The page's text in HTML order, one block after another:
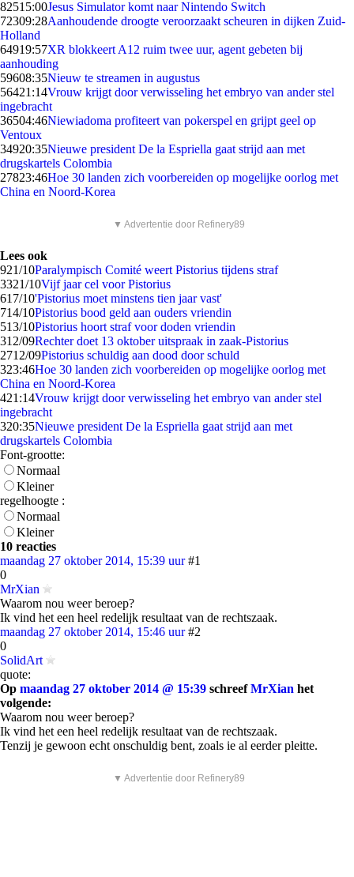
82515:00Jesus Simulator komt naar Nintendo Switch
72309:28Aanhoudende droogte veroorzaakt scheuren in dijken Zuid-
Holland
64919:57XR blokkeert A12 ruim twee uur, agent gebeten bij
aanhouding
59608:35Nieuw te streamen in augustus
56421:14Vrouw krijgt door verwisseling het embryo van ander stel
ingebracht
36504:46Niewiadoma profiteert van pokerspel en grijpt geel op
Ventoux
34920:35Nieuwe president De la Espriella gaat strijd aan met
drugskartels Colombia
27823:46Hoe 30 landen zich voorbereiden op mogelijke oorlog met
China en Noord-Korea
▼ Advertentie door Refinery89
Lees ook
921/10Paralympisch Comité weert Pistorius tijdens straf
3321/10Vijf jaar cel voor Pistorius
617/10'Pistorius moet minstens tien jaar vast'
714/10Pistorius bood geld aan ouders vriendin
513/10Pistorius hoort straf voor doden vriendin
312/09Rechter doet 13 oktober uitspraak in zaak-Pistorius
2712/09Pistorius schuldig aan dood door schuld
323:46Hoe 30 landen zich voorbereiden op mogelijke oorlog met
China en Noord-Korea
421:14Vrouw krijgt door verwisseling het embryo van ander stel
ingebracht
320:35Nieuwe president De la Espriella gaat strijd aan met
drugskartels Colombia
Font-grootte:
Normaal
Kleiner
regelhoogte :
Normaal
Kleiner
10 reacties
maandag 27 oktober 2014, 15:39 uur #1
0
MrXian
Waarom nou weer beroep?
Ik vind het een heel redelijk resultaat van de rechtszaak.
maandag 27 oktober 2014, 15:46 uur #2
0
SolidArt
quote:
Op maandag 27 oktober 2014 @ 15:39 schreefMrXian het
volgende:
Waarom nou weer beroep?
Ik vind het een heel redelijk resultaat van de rechtszaak.
Tenzij je gewoon echt onschuldig bent, zoals ie al eerder pleitte.
▼ Advertentie door Refinery89